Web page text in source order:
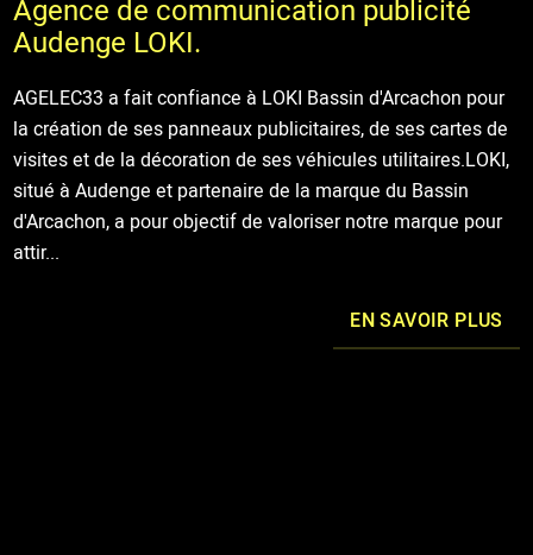
Agence de communication publicité
Audenge LOKI.
AGELEC33 a fait confiance à LOKI Bassin d'Arcachon pour
la création de ses panneaux publicitaires, de ses cartes de
visites et de la décoration de ses véhicules utilitaires.LOKI,
situé à Audenge et partenaire de la marque du Bassin
d'Arcachon, a pour objectif de valoriser notre marque pour
attir...
EN SAVOIR PLUS